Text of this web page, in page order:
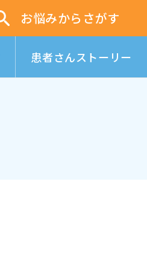
お悩みからさがす
患者さんストーリー